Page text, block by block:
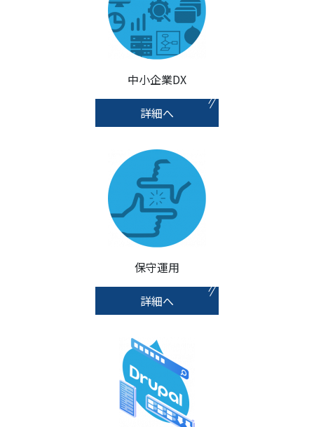
中小企業DX
詳細へ
保守運用
詳細へ